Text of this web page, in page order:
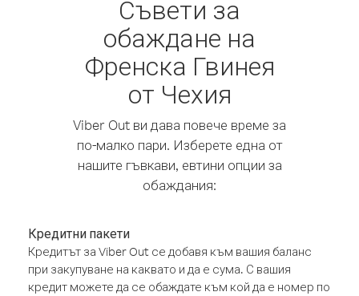
Съвети за
обаждане на
Френска Гвинея
от Чехия
Viber Out ви дава повече време за
по-малко пари. Изберете една от
нашите гъвкави, евтини опции за
обаждания:
Кредитни пакети
Кредитът за Viber Out се добавя към вашия баланс
при закупуване на каквато и да е сума. С вашия
кредит можете да се обаждате към кой да е номер по